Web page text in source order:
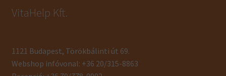
VitaHelp Kft.
1121 Budapest, Törökbálinti út 69.
Webshop infóvonal: +36 20/315-8863